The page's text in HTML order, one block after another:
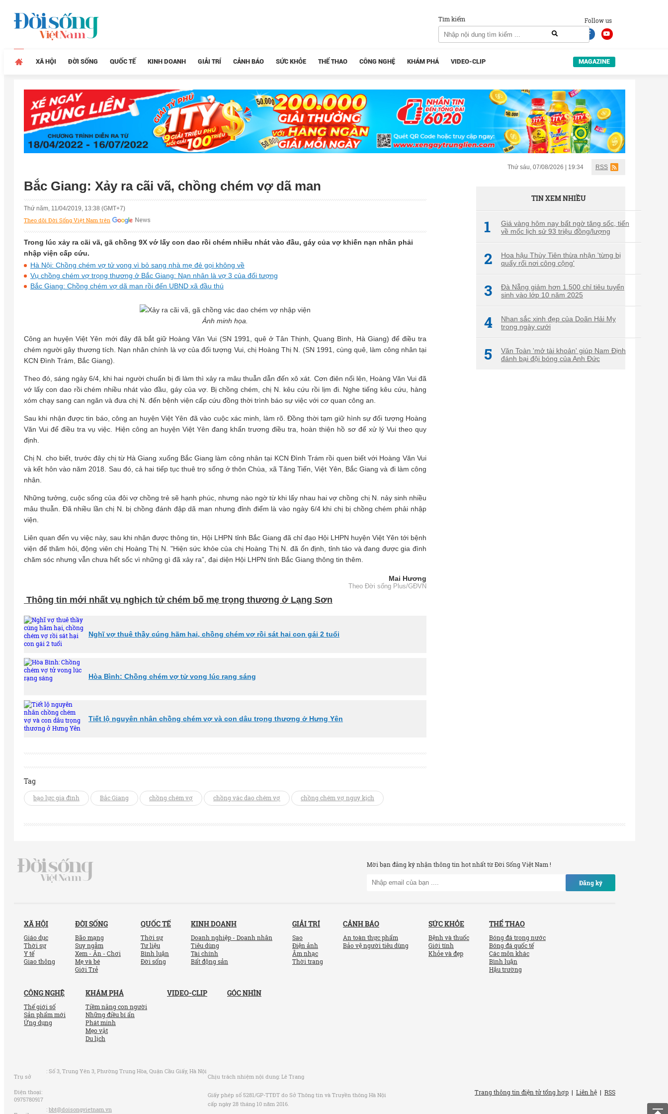
Follow us
Tìm kiếm
XÃ HỘI ĐỜI SỐNG QUỐC TẾ KINH DOANH GIẢI TRÍ CẢNH BÁO SỨC KHỎE THỂ THAO CÔNG NGHỆ KHÁM PHÁ VIDEO-CLIP MAGAZINE
Thứ sáu, 07/08/2026 | 19:34 RSS
Bắc Giang: Xảy ra cãi vã, chồng chém vợ dã man
Thứ năm, 11/04/2019, 13:38 (GMT+7)
Theo dõi Đời Sống Việt Nam trên
Trong lúc xảy ra cãi vã, gã chồng 9X vớ lấy con dao rồi chém nhiều nhát vào đầu, gáy của vợ khiến nạn nhân phải
nhập viện cấp cứu.
Hà Nội: Chồng chém vợ tử vong vì bỏ sang nhà mẹ đẻ gọi không về
Vụ chồng chém vợ trọng thương ở Bắc Giang: Nạn nhân là vợ 3 của đối tượng
Bắc Giang: Chồng chém vợ dã man rồi đến UBND xã đầu thú
Ảnh minh họa.
Công an huyện Việt Yên mới đây đã bắt giữ Hoàng Văn Vui (SN 1991, quê ở Tân Thịnh, Quang Bình, Hà Giang) để điều tra
chém người gây thương tích. Nạn nhân chính là vợ của đối tượng Vui, chị Hoàng Thị N. (SN 1991, cùng quê, làm công nhân tại
KCN Đình Trám, Bắc Giang).
Theo đó, sáng ngày 6/4, khi hai người chuẩn bị đi làm thì xảy ra mâu thuẫn dẫn đến xô xát. Cơn điên nổi lên, Hoàng Văn Vui đã
vớ lấy con dao rồi chém nhiều nhát vào đầu, gáy của vợ. Bị chồng chém, chị N. kêu cứu rồi lịm đi. Nghe tiếng kêu cứu, hàng
xóm chạy sang can ngăn và đưa chị N. đến bệnh viện cấp cứu đồng thời trình báo sự việc với cơ quan công an.
Sau khi nhận được tin báo, công an huyện Việt Yên đã vào cuộc xác minh, làm rõ. Đồng thời tạm giữ hình sự đối tượng Hoàng
Văn Vui để điều tra vụ việc. Hiện công an huyện Việt Yên đang khẩn trương điều tra, hoàn thiện hồ sơ để xử lý Vui theo quy
định.
Chị N. cho biết, trước đây chị từ Hà Giang xuống Bắc Giang làm công nhân tại KCN Đình Trám rồi quen biết với Hoàng Văn Vui
và kết hôn vào năm 2018. Sau đó, cả hai tiếp tục thuê trọ sống ở thôn Chùa, xã Tăng Tiến, Việt Yên, Bắc Giang và đi làm công
nhân.
Những tưởng, cuộc sống của đôi vợ chồng trẻ sẽ hạnh phúc, nhưng nào ngờ từ khi lấy nhau hai vợ chồng chị N. nảy sinh nhiều
mâu thuẫn. Đã nhiều lần chị N. bị chồng đánh đập dã man nhưng đỉnh điểm là vào ngày 6/4 khi chị bị chồng chém phải nhập
viện.
Liên quan đến vụ việc này, sau khi nhận được thông tin, Hội LHPN tỉnh Bắc Giang đã chỉ đạo Hội LHPN huyện Việt Yên tới bệnh
viện để thăm hỏi, động viên chị Hoàng Thị N. "Hiện sức khỏe của chị Hoàng Thị N. đã ổn định, tỉnh táo và đang được gia đình
chăm sóc nhưng vẫn chưa hết sốc vì những gì đã xảy ra”, đại diện Hội LHPN tỉnh Bắc Giang thông tin thêm.
Mai Hương
Theo Đời sống Plus/GĐVN
Thông tin mới nhất vụ nghịch tử chém bố mẹ trọng thương ở Lạng Sơn
Nghĩ vợ thuê thầy cúng hãm hại, chồng chém vợ rồi sát hại con gái 2 tuổi
Hòa Bình: Chồng chém vợ tử vong lúc rạng sáng
Tiết lộ nguyên nhân chồng chém vợ và con dâu trọng thương ở Hưng Yên
Tag
bạo lực gia đình Bắc Giang chồng chém vợ chồng vác dao chém vợ chồng chém vợ nguy kịch
TIN XEM NHIỀU
1
Giá vàng hôm nay bất ngờ tăng sốc, tiến
về mốc lịch sử 93 triệu đồng/lượng
2
Hoa hậu Thùy Tiên thừa nhận 'từng bị
quấy rối nơi công cộng'
3
Đà Nẵng giảm hơn 1.500 chỉ tiêu tuyển
sinh vào lớp 10 năm 2025
4
Nhan sắc xinh đẹp của Doãn Hải My
trong ngày cưới
5
Văn Toàn 'mở tài khoản' giúp Nam Định
đánh bại đội bóng của Anh Đức
Mời bạn đăng ký nhận thông tin hot nhất từ Đời Sống Việt Nam !
Đăng ký
XÃ HỘI
Giáo dục
Thời sự
Y tế
Giao thông
ĐỜI SỐNG
Bão mạng
Suy ngẫm
Xem - Ăn - Chơi
Mẹ và bé
Giới Trẻ
QUỐC TẾ
Thời sự
Tư liệu
Bình luận
Đời sống
KINH DOANH
Doanh nghiệp - Doanh nhân
Tiêu dùng
Tài chính
Bất động sản
GIẢI TRÍ
Sao
Điện ảnh
Âm nhạc
Thời trang
CẢNH BÁO
An toàn thực phẩm
Bảo vệ người tiêu dùng
SỨC KHỎE
Bệnh và thuốc
Giới tính
Khỏe và đẹp
THỂ THAO
Bóng đá trong nước
Bóng đá quốc tế
Các môn khác
Bình luận
Hậu trường
CÔNG NGHỆ
Thế giới số
Sản phẩm mới
Ứng dụng
KHÁM PHÁ
Tiềm năng con người
Những điều bí ẩn
Phát minh
Mẹo vặt
Du lịch
VIDEO-CLIP GÓC NHÌN
Trụ sở
: Số 3, Trung Yên 3, Phường Trung Hòa, Quận Cầu Giấy, Hà Nội
Điện thoại:
0975780917
: bbt@doisongvietnam.vn
Chịu trách nhiệm nội dung: Lê Trang
Giấy phép số 5281/GP-TTĐT do Sở Thông tin và Truyền thông Hà Nội
cấp ngày 28 tháng 10 năm 2016.
Trang thông tin điện tử tổng hợp | Liên hệ | RSS